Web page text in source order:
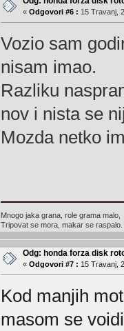
« Odgovori #6 : 15 Travanj,
Vozio sam
nisam imao.
Razliku
nov i nista se
Mozda netko
Mnogo jaka grana, role grama malo,
Tripovat se mora, makar se raspalo.
Odg: honda forza disk
« Odgovori #7 : 15 Travanj,
Kod manjih
masom se